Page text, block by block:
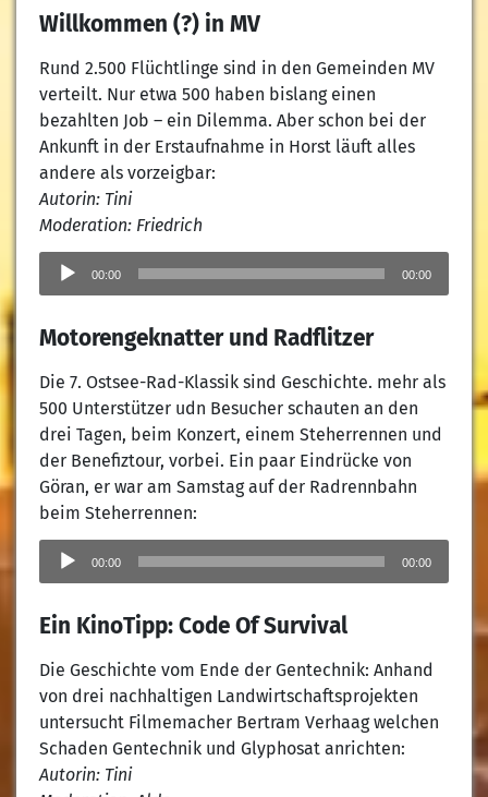
Willkommen (?) in MV
Rund 2.500 Flüchtlinge sind in den Gemeinden MV
verteilt. Nur etwa 500 haben bislang einen
bezahlten Job – ein Dilemma. Aber schon bei der
Ankunft in der Erstaufnahme in Horst läuft alles
andere als vorzeigbar:
Autorin: Tini
Moderation: Friedrich
Audio-
Player
00:00 00:00
Motorengeknatter und Radflitzer
Die 7. Ostsee-Rad-Klassik sind Geschichte. mehr als
500 Unterstützer udn Besucher schauten an den
drei Tagen, beim Konzert, einem Steherrennen und
der Benefiztour, vorbei. Ein paar Eindrücke von
Göran, er war am Samstag auf der Radrennbahn
beim Steherrennen:
Audio-
Player
00:00 00:00
Ein KinoTipp: Code Of Survival
Die Geschichte vom Ende der Gentechnik: Anhand
von drei nachhaltigen Landwirtschaftsprojekten
untersucht Filmemacher Bertram Verhaag welchen
Schaden Gentechnik und Glyphosat anrichten:
Autorin: Tini